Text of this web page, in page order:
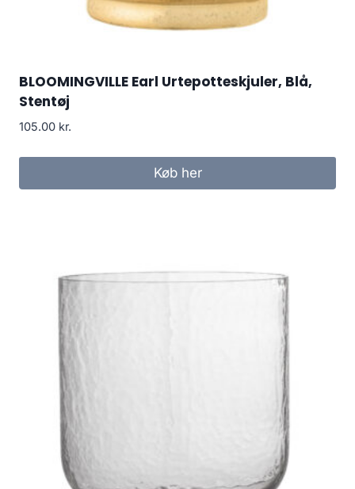
BLOOMINGVILLE Earl Urtepotteskjuler, Blå,
Stentøj
105.00 kr.
Køb her